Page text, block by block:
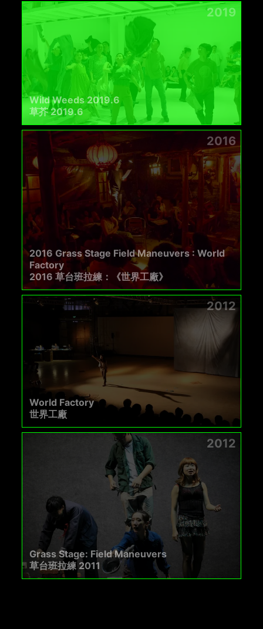
2019
Wild Weeds 2019.6
草芥 2019.6
2016
2016 Grass Stage Field Maneuvers : World
Factory
2016 草台班拉練：《世界工廠》
2012
World Factory
世界工廠
2012
Grass Stage: Field Maneuvers
草台班拉練 2011